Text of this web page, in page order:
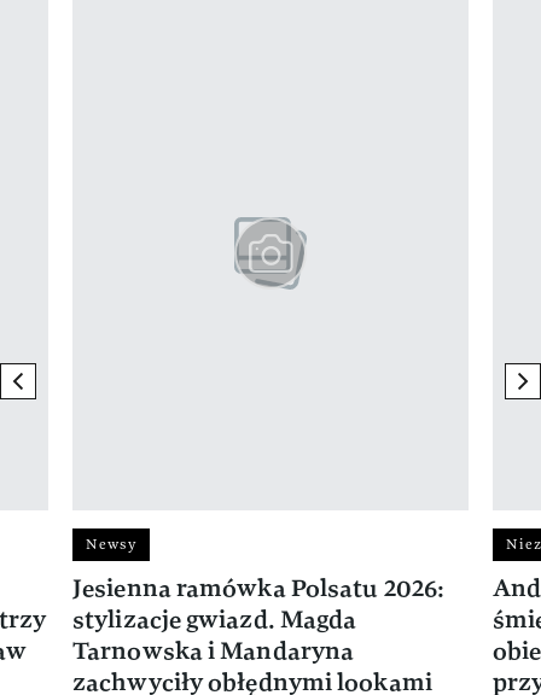
previous element
Newsy
Jesienna ramówka Polsatu 2026:
stylizacje gwiazd. Magda
Tarnowska i Mandaryna
zachwyciły obłędnymi lookami